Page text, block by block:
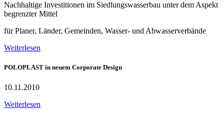
Nachhaltige Investitionen im Siedlungswasserbau unter dem Aspekt
begrenzter Mittel
für Planer, Länder, Gemeinden, Wasser- und Abwasserverbände
Weiterlesen
POLOPLAST in neuem Corporate Design
10.11.2010
Weiterlesen